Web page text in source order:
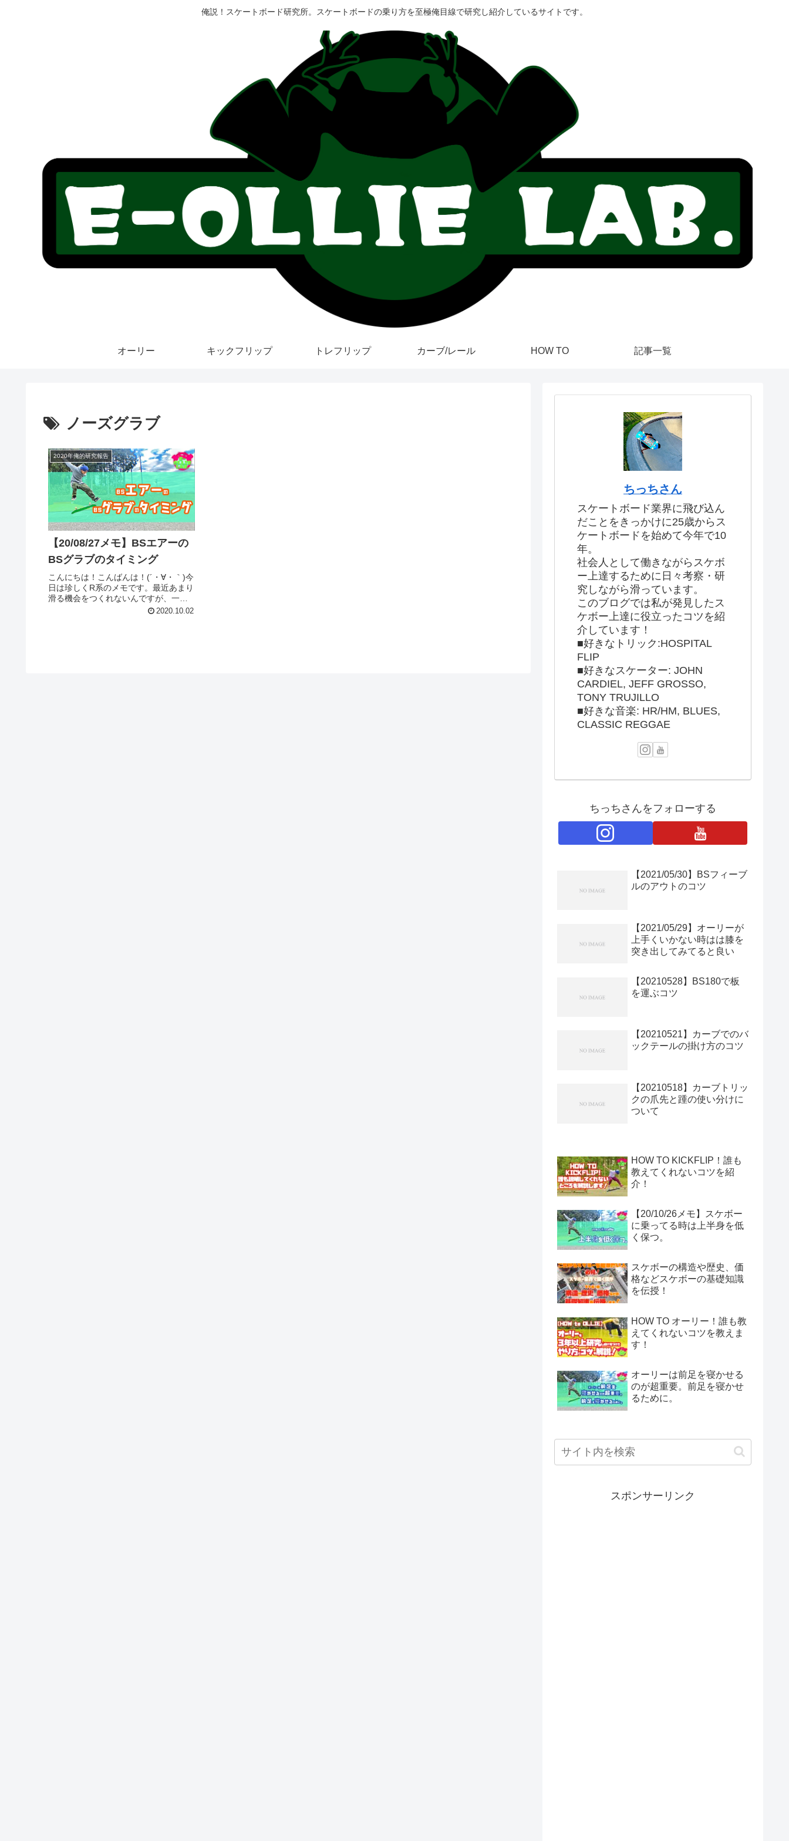
俺説！スケートボード研究所。スケートボードの乗り方を至極俺目線で研究し紹介しているサイトです。
オーリー キックフリップ トレフリップ カーブ/レール HOW TO 記事一覧
ノーズグラブ
2020年俺的研究報告
【20/08/27メモ】BSエアーの
BSグラブのタイミング
こんにちは！こんばんは！(´・∀・｀)今
日は珍しくR系のメモです。最近あまり
滑る機会をつくれないんですが、一時
期僕はバーチカルやプール・ボウルを
2020.10.02
ちっちさん
スケートボード業界に飛び込ん
だことをきっかけに25歳からス
ケートボードを始めて今年で10
年。
社会人として働きながらスケボ
ー上達するために日々考察・研
究しながら滑っています。
このブログでは私が発見したス
ケボー上達に役立ったコツを紹
介しています！
■好きなトリック:HOSPITAL
FLIP
■好きなスケーター: JOHN
CARDIEL, JEFF GROSSO,
TONY TRUJILLO
■好きな音楽: HR/HM, BLUES,
CLASSIC REGGAE
ちっちさんをフォローする
【2021/05/30】BSフィーブ
ルのアウトのコツ
【2021/05/29】オーリーが
上手くいかない時はは膝を
突き出してみてると良い
【20210528】BS180で板
を運ぶコツ
【20210521】カーブでのバ
ックテールの掛け方のコツ
【20210518】カーブトリッ
クの爪先と踵の使い分けに
ついて
HOW TO KICKFLIP！誰も
教えてくれないコツを紹
介！
【20/10/26メモ】スケボー
に乗ってる時は上半身を低
く保つ。
スケボーの構造や歴史、価
格などスケボーの基礎知識
を伝授！
HOW TO オーリー！誰も教
えてくれないコツを教えま
す！
オーリーは前足を寝かせる
のが超重要。前足を寝かせ
るために。
スポンサーリンク